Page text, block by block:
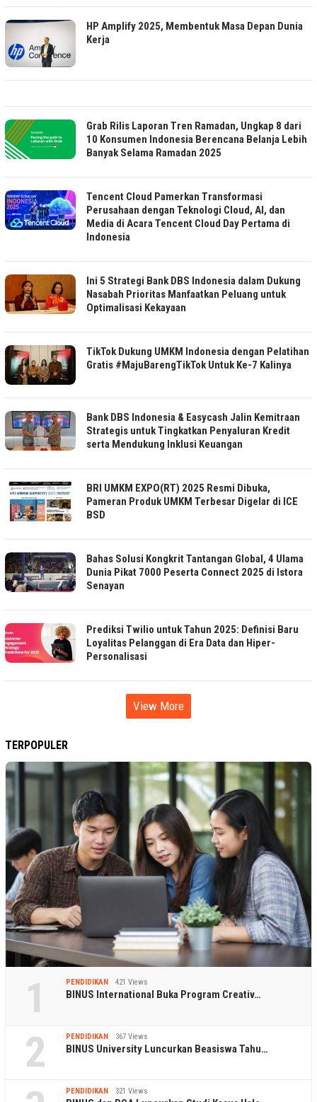
HP Amplify 2025, Membentuk Masa Depan Dunia
Kerja
Grab Rilis Laporan Tren Ramadan, Ungkap 8 dari
10 Konsumen Indonesia Berencana Belanja Lebih
Banyak Selama Ramadan 2025
Tencent Cloud Pamerkan Transformasi
Perusahaan dengan Teknologi Cloud, AI, dan
Media di Acara Tencent Cloud Day Pertama di
Indonesia
Ini 5 Strategi Bank DBS Indonesia dalam Dukung
Nasabah Prioritas Manfaatkan Peluang untuk
Optimalisasi Kekayaan
TikTok Dukung UMKM Indonesia dengan Pelatihan
Gratis #MajuBarengTikTok Untuk Ke-7 Kalinya
Bank DBS Indonesia & Easycash Jalin Kemitraan
Strategis untuk Tingkatkan Penyaluran Kredit
serta Mendukung Inklusi Keuangan
BRI UMKM EXPO(RT) 2025 Resmi Dibuka,
Pameran Produk UMKM Terbesar Digelar di ICE
BSD
Bahas Solusi Kongkrit Tantangan Global, 4 Ulama
Dunia Pikat 7000 Peserta Connect 2025 di Istora
Senayan
Prediksi Twilio untuk Tahun 2025: Definisi Baru
Loyalitas Pelanggan di Era Data dan Hiper-
Personalisasi
View More
TERPOPULER
1 PENDIDIKAN 421 Views
BINUS International Buka Program Creativ…
2 PENDIDIKAN 367 Views
BINUS University Luncurkan Beasiswa Tahu…
PENDIDIKAN 321 Views